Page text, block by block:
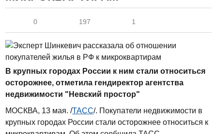
0 197 1
В крупных городах России к ним стали относиться
осторожнее, отметила гендиректор агентства
недвижимости "Невский простор"
МОСКВА, 13 мая. /ТАСС/. Покупатели недвижимости в
крупных городах России стали осторожнее относиться к